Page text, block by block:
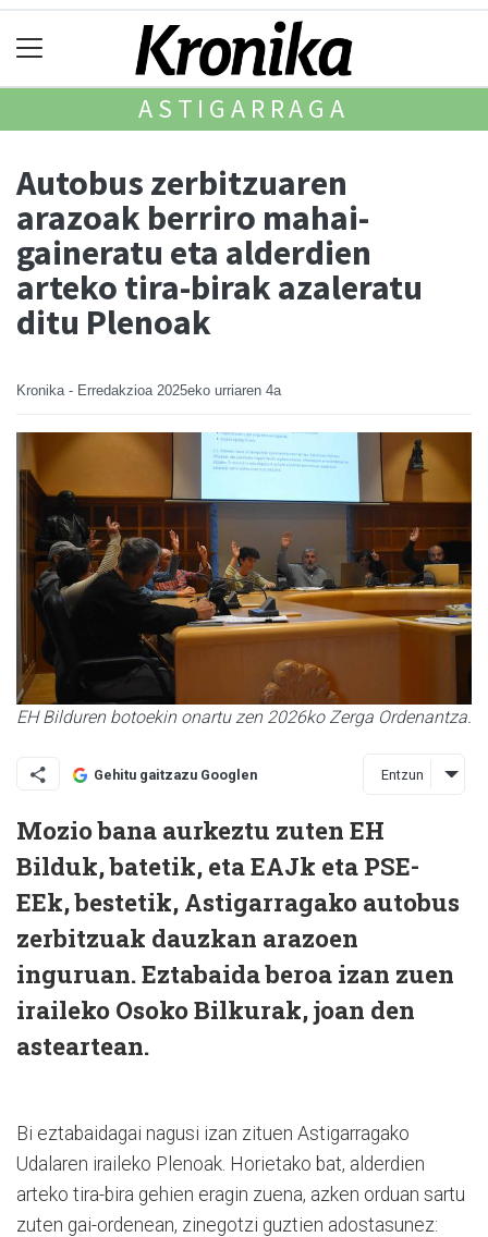
ASTIGARRAGA
Autobus zerbitzuaren
arazoak berriro mahai-
gaineratu eta alderdien
arteko tira-birak azaleratu
ditu Plenoak
Kronika - Erredakzioa 2025eko urriaren 4a
EH Bilduren botoekin onartu zen 2026ko Zerga Ordenantza.
Gehitu gaitzazu Googlen Entzun
Mozio bana aurkeztu zuten EH
Bilduk, batetik, eta EAJk eta PSE-
EEk, bestetik, Astigarragako autobus
zerbitzuak dauzkan arazoen
inguruan. Eztabaida beroa izan zuen
iraileko Osoko Bilkurak, joan den
asteartean.
Bi eztabaidagai nagusi izan zituen Astigarragako
Udalaren iraileko Plenoak. Horietako bat, alderdien
arteko tira-bira gehien eragin zuena, azken orduan sartu
zuten gai-ordenean, zinegotzi guztien adostasunez: